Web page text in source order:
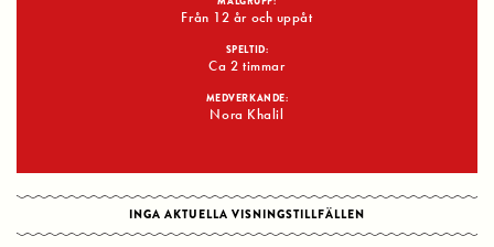
Från 12 år och uppåt
SPELTID:
Ca 2 timmar
MEDVERKANDE:
Nora Khalil
INGA AKTUELLA VISNINGSTILLFÄLLEN